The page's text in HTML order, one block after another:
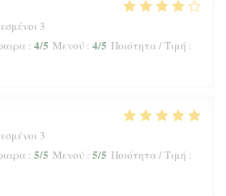
3
: 4/5 Μενού : 4/5 Ποιότητα / Τιμή :
3
: 5/5 Μενού : 5/5 Ποιότητα / Τιμή :